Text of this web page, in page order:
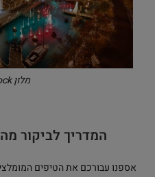
מלון Bell Rock
המדריך לביקור
אספנו עבורכם את הטיפים